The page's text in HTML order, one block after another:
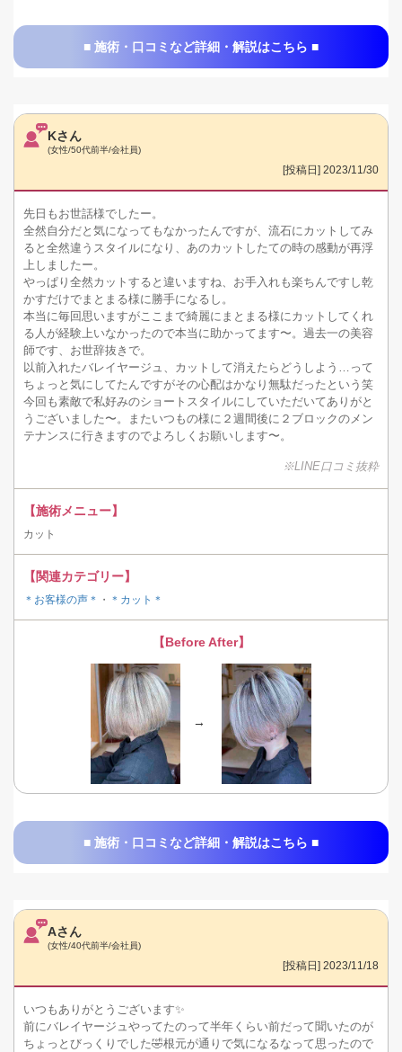
■ 施術・口コミなど詳細・解説はこちら ■
Kさん
(女性/50代前半/会社員)
[投稿日] 2023/11/30
先日もお世話様でしたー。
全然自分だと気になってもなかったんですが、流石にカットしてみ
ると全然違うスタイルになり、あのカットしたての時の感動が再浮
上しましたー。
やっぱり全然カットすると違いますね、お手入れも楽ちんですし乾
かすだけでまとまる様に勝手になるし。
本当に毎回思いますがここまで綺麗にまとまる様にカットしてくれ
る人が経験上いなかったので本当に助かってます〜。過去一の美容
師です、お世辞抜きで。
以前入れたバレイヤージュ、カットして消えたらどうしよう…って
ちょっと気にしてたんですがその心配はかなり無駄だったという笑
今回も素敵で私好みのショートスタイルにしていただいてありがと
うございました〜。またいつもの様に２週間後に２ブロックのメン
テナンスに行きますのでよろしくお願いします〜。
※LINE口コミ抜粋
【施術メニュー】
カット
【関連カテゴリー】
＊お客様の声＊ ・ ＊カット＊
【Before After】
→
■ 施術・口コミなど詳細・解説はこちら ■
Aさん
(女性/40代前半/会社員)
[投稿日] 2023/11/18
いつもありがとうございます✨
前にバレイヤージュやってたのって半年くらい前だって聞いたのが
ちょっとびっくりでした🤣根元が通りで気になるなって思ったので